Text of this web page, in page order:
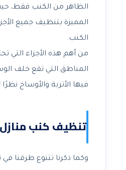
الظاهر من الكنب فقط،
المميزة بتنظيف جميع
الكنب.
من أهم هذه الأجزاء التي
المناطق التي تقع خلف
فيها الأتربة والأوساخ
تنظيف كنب
وكما ذكرنا تتنوع طرقنا